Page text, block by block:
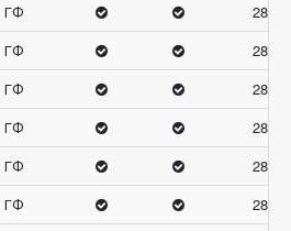
ГФ
28.33
ГФ
28.33
ГФ
28.33
ГФ
28
ГФ
28
ГФ
28